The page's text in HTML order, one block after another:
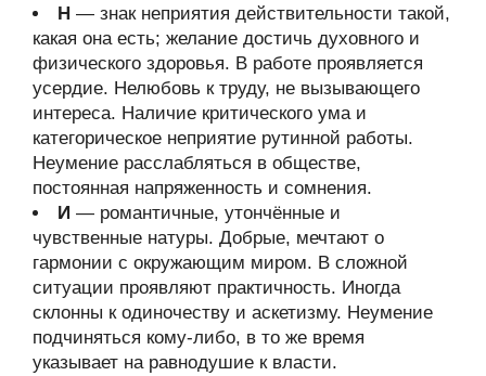
Н — знак неприятия действительности такой,
какая она есть; желание достичь духовного и
физического здоровья. В работе проявляется
усердие. Нелюбовь к труду, не вызывающего
интереса. Наличие критического ума и
категорическое неприятие рутинной работы.
Неумение расслабляться в обществе,
постоянная напряженность и сомнения.
И — романтичные, утончённые и
чувственные натуры. Добрые, мечтают о
гармонии с окружающим миром. В сложной
ситуации проявляют практичность. Иногда
склонны к одиночеству и аскетизму. Неумение
подчиняться кому-либо, в то же время
указывает на равнодушие к власти.